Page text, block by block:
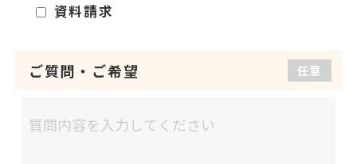
資料請求
ご質問 ・ ご希望 任意